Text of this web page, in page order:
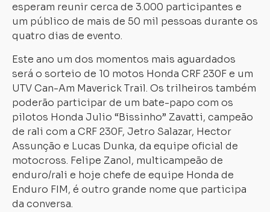
esperam reunir cerca de 3.000 participantes e
um público de mais de 50 mil pessoas durante os
quatro dias de evento.
Este ano um dos momentos mais aguardados
será o sorteio de 10 motos Honda CRF 230F e um
UTV Can-Am Maverick Trail. Os trilheiros também
poderão participar de um bate-papo com os
pilotos Honda Julio “Bissinho” Zavatti, campeão
de rali com a CRF 230F, Jetro Salazar, Hector
Assunção e Lucas Dunka, da equipe oficial de
motocross. Felipe Zanol, multicampeão de
enduro/rali e hoje chefe de equipe Honda de
Enduro FIM, é outro grande nome que participa
da conversa.